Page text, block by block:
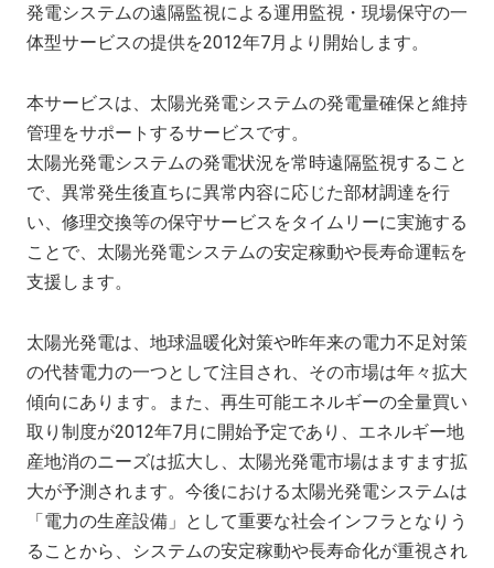
発電システムの遠隔監視による運用監視・現場保守の一
体型サービスの提供を2012年7月より開始します。
本サービスは、太陽光発電システムの発電量確保と維持
管理をサポートするサービスです。
太陽光発電システムの発電状況を常時遠隔監視すること
で、異常発生後直ちに異常内容に応じた部材調達を行
い、修理交換等の保守サービスをタイムリーに実施する
ことで、太陽光発電システムの安定稼動や長寿命運転を
支援します。
太陽光発電は、地球温暖化対策や昨年来の電力不足対策
の代替電力の一つとして注目され、その市場は年々拡大
傾向にあります。また、再生可能エネルギーの全量買い
取り制度が2012年7月に開始予定であり、エネルギー地
産地消のニーズは拡大し、太陽光発電市場はますます拡
大が予測されます。今後における太陽光発電システムは
「電力の生産設備」として重要な社会インフラとなりう
ることから、システムの安定稼動や長寿命化が重視され